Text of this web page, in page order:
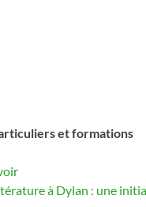
et formations
à Dylan : une